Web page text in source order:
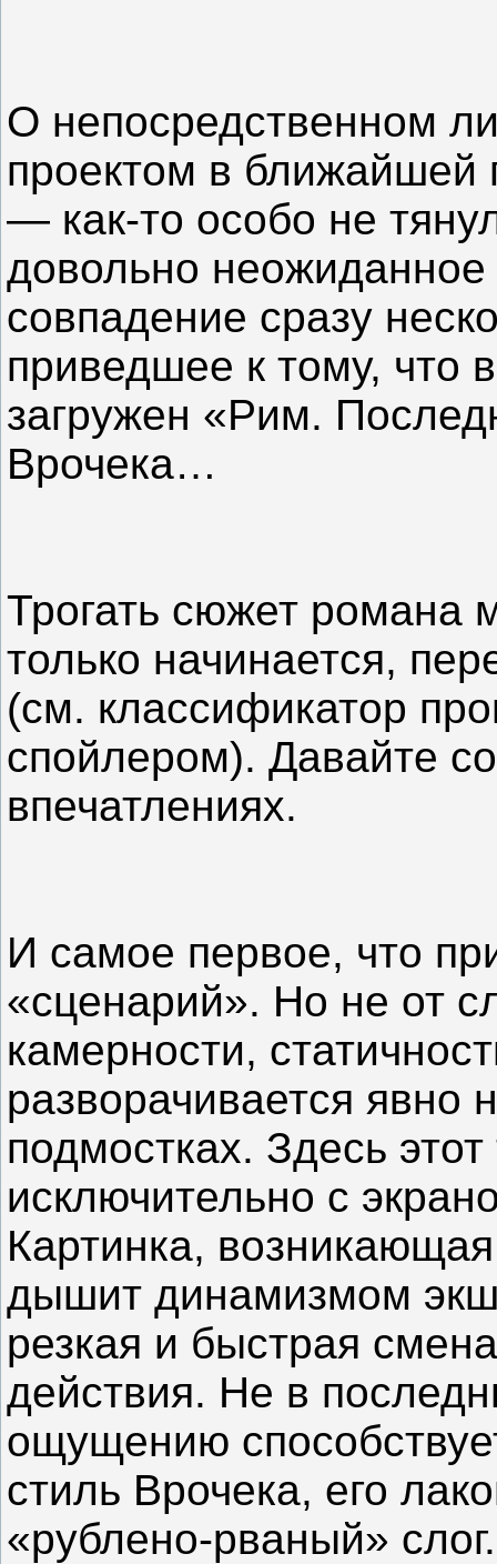
О непосредственном
проектом в ближайшей
— как-то особо не
довольно
совпадение сразу
приведшее к тому, что
загружен «Рим.
Врочека…
Трогать сюжет
только начинается,
(см. классификатор
спойлером). Давайте
впечатлениях.
И самое первое, что
«сценарий». Но не от
камерности,
разворачивается явно
подмостках. Здесь
исключительно с
Картинка,
дышит динамизмом
резкая и быстрая
действия. Не в
ощущению
стиль Врочека, его
«рублено-рваный» слог.